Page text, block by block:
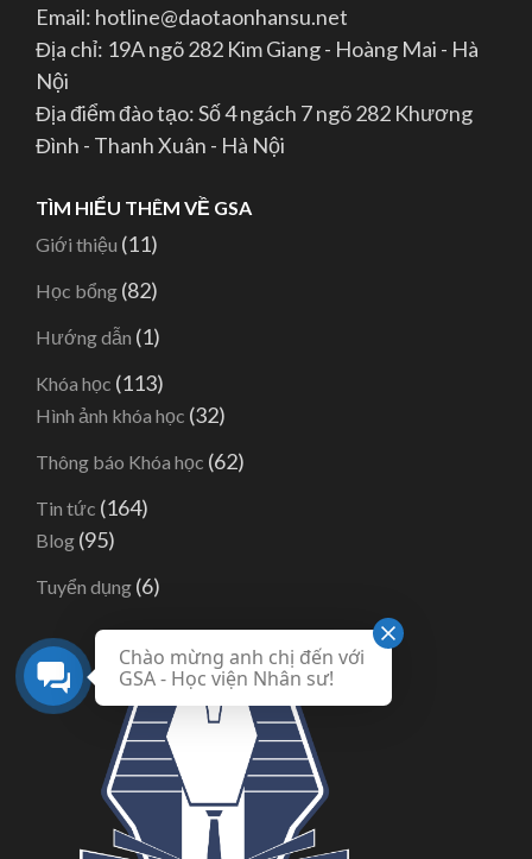
Email: hotline@daotaonhansu.net
Địa chỉ: 19A ngõ 282 Kim Giang - Hoàng Mai - Hà
Nội
Địa điểm đào tạo: Số 4 ngách 7 ngõ 282 Khương
Đình - Thanh Xuân - Hà Nội
TÌM HIỂU THÊM VỀ GSA
Giới thiệu (11)
Học bổng (82)
Hướng dẫn (1)
Khóa học (113)
Hình ảnh khóa học (32)
Thông báo Khóa học (62)
Tin tức (164)
Blog (95)
Tuyển dụng (6)
Chào mừng anh chị đến với
GSA - Học viện Nhân sư!